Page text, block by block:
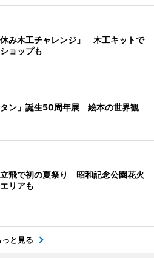
み木工チャレンジ」 木工キットで
ョップも
ン」誕生50周年展 絵本の世界観
飛で初の夏祭り 昭和記念公園花火
リアも
っと見る